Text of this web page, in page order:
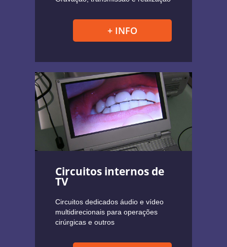
+ INFO
Circuitos internos de
TV
Circuitos dedicados áudio e vídeo
multidirecionais para operações
cirúrgicas e outros